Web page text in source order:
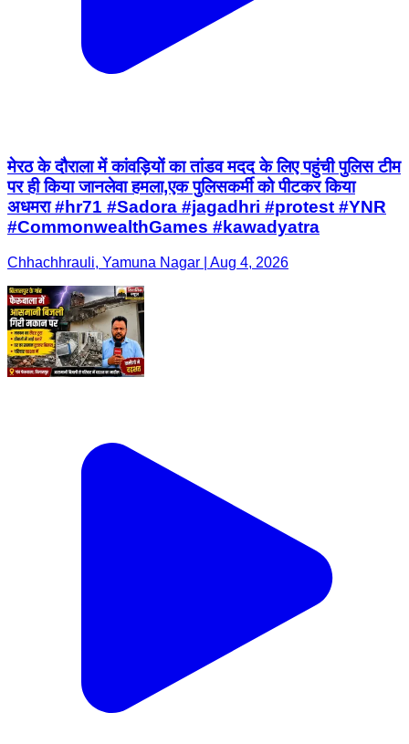
मेरठ के दौराला में कांवड़ियों का तांडव मदद के लिए पहुंची पुलिस टीम
पर ही किया जानलेवा हमला,एक पुलिसकर्मी को पीटकर किया
अधमरा #hr71 #Sadora #jagadhri #protest #YNR
#CommonwealthGames #kawadyatra
Chhachhrauli, Yamuna Nagar | Aug 4, 2026